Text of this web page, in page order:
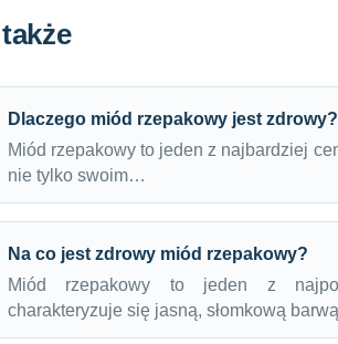
Dlaczego miód rzepakowy jest zdrowy?
Miód rzepakowy to jeden z najbardziej
nie tylko swoim…
Na co jest zdrowy miód rzepakowy?
Miód rzepakowy to jeden z
charakteryzuje się jasną, słomkową